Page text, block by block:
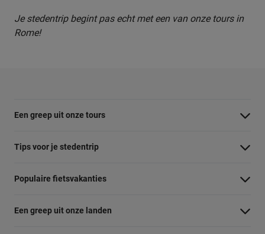
Je stedentrip begint pas echt met een van onze tours in
Rome!
Een greep uit onze tours
Barcelona Panorama tour
Dublin fietstour
Kaapstad Township tour
Tips voor je stedentrip
Wat te doen in Amsterdam
Wat te doen in Berlijn
Populaire fietsvakanties
Fietsvakantie Duitsland
Een greep uit onze landen